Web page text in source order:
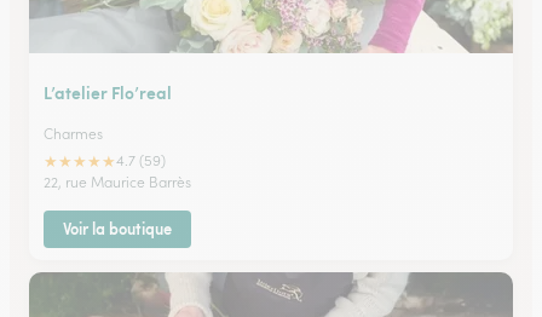
L’atelier Flo’real
Charmes
★★★★★4.7 (59)
22, rue Maurice Barrès
Voir la boutique